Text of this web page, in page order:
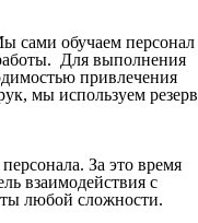
сами обучаем персонал
Для выполнения
привлечения
мы используем резерв
За это время
взаимодействия с
любой сложности.